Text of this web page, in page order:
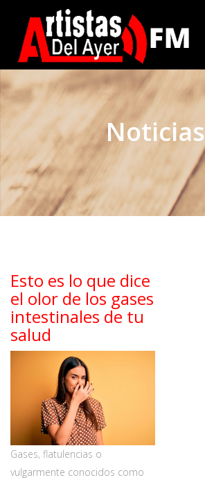
Noticias
Esto es lo que dice
el olor de los gases
intestinales de tu
salud
Gases, flatulencias o
vulgarmente conocidos como